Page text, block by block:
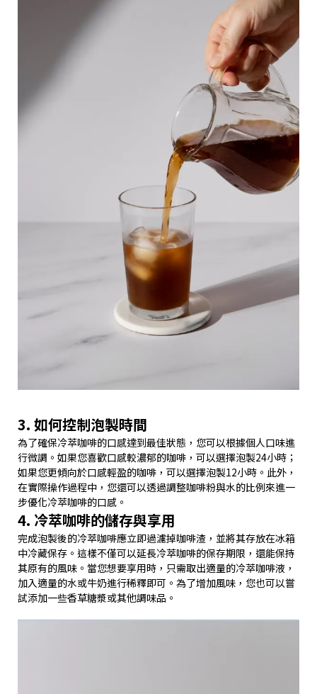
3. 如何控制泡製時間
為了確保冷萃咖啡的口感達到最佳狀態，您可以根據個人口味進
行微調。如果您喜歡口感較濃郁的咖啡，可以選擇泡製24小時；
如果您更傾向於口感輕盈的咖啡，可以選擇泡製12小時。此外，
在實際操作過程中，您還可以透過調整咖啡粉與水的比例來進一
步優化冷萃咖啡的口感。
4. 冷萃咖啡的儲存與享用
完成泡製後的冷萃咖啡應立即過濾掉咖啡渣，並將其存放在冰箱
中冷藏保存。這樣不僅可以延長冷萃咖啡的保存期限，還能保持
其原有的風味。當您想要享用時，只需取出適量的冷萃咖啡液，
加入適量的水或牛奶進行稀釋即可。為了增加風味，您也可以嘗
試添加一些香草糖漿或其他調味品。